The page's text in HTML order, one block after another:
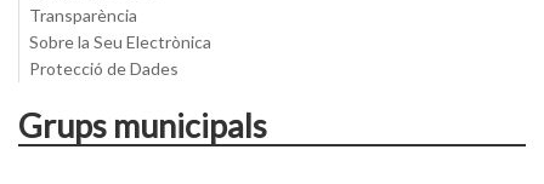
Transparència
Sobre la Seu Electrònica
Protecció de Dades
Grups municipals